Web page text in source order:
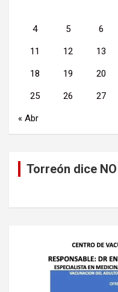
4 5 6
11 12 13
18 19 20
25 26 27
« Abr
Torreón dice